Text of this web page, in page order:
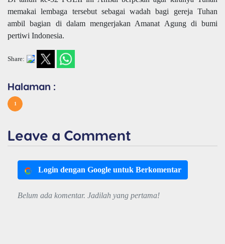
memakai lembaga tersebut sebagai wadah bagi gereja Tuhan
ambil bagian di dalam mengerjakan Amanat Agung di bumi
pertiwi Indonesia.
Share:
Halaman :
1
Leave a Comment
Login dengan Google untuk Berkomentar
Belum ada komentar. Jadilah yang pertama!